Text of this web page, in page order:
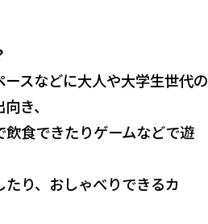
スなどに大人や大学生世代の
き、
食できたりゲームなどで遊
り、おしゃべりできるカ